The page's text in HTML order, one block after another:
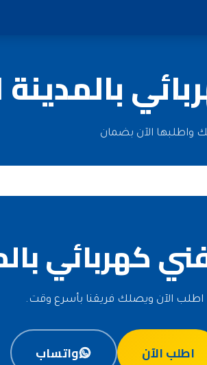
بالمدينة
واطلبها الآن بضمان
كهربائي
اطلب الآن ويصلك فريقنا بأسرع وقت.
اطلب الآن واتساب